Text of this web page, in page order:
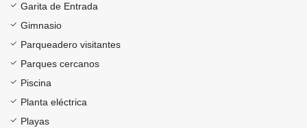
Garita de Entrada
Gimnasio
Parqueadero visitantes
Parques cercanos
Piscina
Planta eléctrica
Playas